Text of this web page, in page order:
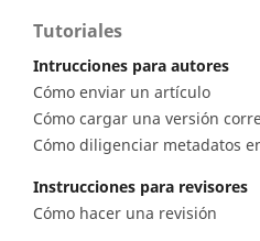
Tutoriales
Intrucciones para autores
Cómo enviar un artículo
Cómo cargar una versión
Cómo diligenciar metadatos
Instrucciones para revisores
Cómo hacer una revisión